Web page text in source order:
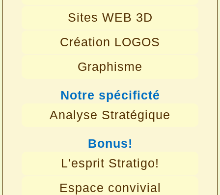
Sites WEB 3D
Création LOGOS
Graphisme
Notre spécificté
Analyse Stratégique
Bonus!
L'esprit Stratigo!
Espace convivial